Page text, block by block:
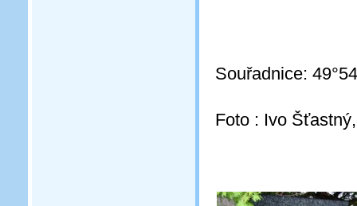
Souřadnice:
Foto : Ivo